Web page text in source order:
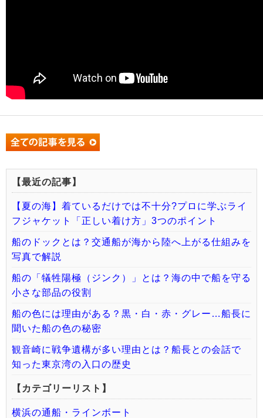
【最近の記事】
【夏の海】着ているだけでは不十分?プロに学ぶライ
フジャケット「正しい着け方」3つのポイント
船のドックとは？交通船が海から陸へ上がる仕組みを
写真で解説
船の「犠牲陽極（ジンク）」とは？海の中で船を守る
小さな部品の役割
船の色には理由がある？黒・白・赤・グレー…船長に
聞いた船の色の秘密
観音崎に戦争遺構が多い理由とは？船長との会話で
知った東京湾の入口の歴史
【カテゴリーリスト】
横浜の通船・ラインボート